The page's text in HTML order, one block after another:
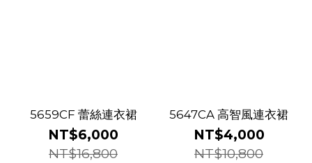
5659CF 蕾絲連衣裙
NT$6,000
NT$16,800
5647CA 高智風連衣裙
NT$4,000
NT$10,800